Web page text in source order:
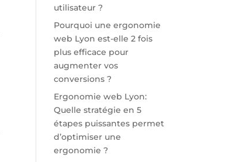
utilisateur ?
Pourquoi une ergonomie
web Lyon est-elle 2 fois
plus efficace pour
augmenter vos
conversions ?
Ergonomie web Lyon:
Quelle stratégie en 5
étapes puissantes permet
d’optimiser une
ergonomie ?